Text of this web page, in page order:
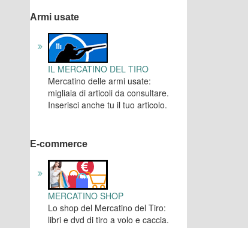
Armi usate
IL MERCATINO DEL TIRO
Mercatino delle armi usate:
migliaia di articoli da consultare.
Inserisci anche tu il tuo articolo.
E-commerce
MERCATINO SHOP
Lo shop del Mercatino del Tiro:
libri e dvd di tiro a volo e caccia.